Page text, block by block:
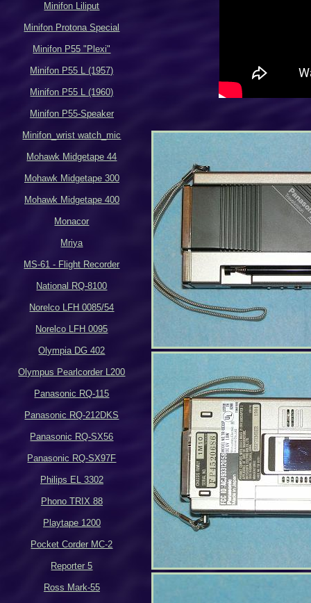
Minifon Liliput
Minifon Protona Special
Minifon P55 "Plexi"
Minifon P55 L (1957)
Minifon P55 L (1960)
Minifon P55-Speaker
Minifon_wrist watch_mic
Mohawk Midgetape 44
Mohawk Midgetape 300
Mohawk Midgetape 400
Monacor
Mriya
MS-61 - Flight Recorder
National RQ-8100
Norelco LFH 0085/54
Norelco LFH 0095
Olympia DG 402
Olympus Pearlcorder L200
Panasonic RQ-115
Panasonic RQ-212DKS
Panasonic RQ-SX56
Panasonic RQ-SX97F
Philips EL 3302
Phono TRIX 88
Playtape 1200
Pocket Corder MC-2
Reporter 5
Ross Mark-55